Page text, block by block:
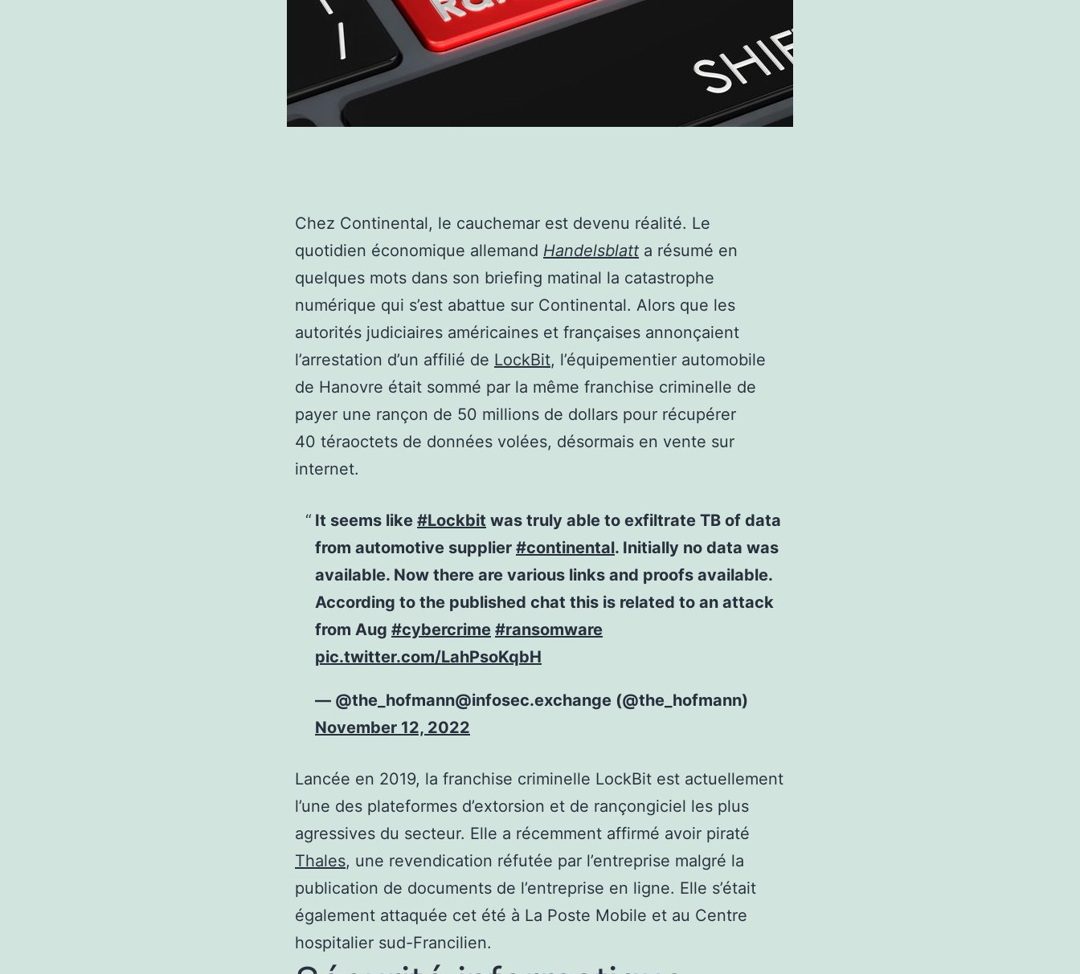
Chez Continental, le cauchemar est devenu réalité. Le
quotidien économique allemand Handelsblatt a résumé en
quelques mots dans son briefing matinal la catastrophe
numérique qui s’est abattue sur Continental. Alors que les
autorités judiciaires américaines et françaises annonçaient
l’arrestation d’un affilié de LockBit, l’équipementier automobile
de Hanovre était sommé par la même franchise criminelle de
payer une rançon de 50 millions de dollars pour récupérer
40 téraoctets de données volées, désormais en vente sur
internet.
It seems like #Lockbit was truly able to exfiltrate TB of data
from automotive supplier #continental. Initially no data was
available. Now there are various links and proofs available.
According to the published chat this is related to an attack
from Aug #cybercrime #ransomware
pic.twitter.com/LahPsoKqbH
— @the_hofmann@infosec.exchange (@the_hofmann)
November 12, 2022
Lancée en 2019, la franchise criminelle LockBit est actuellement
l’une des plateformes d’extorsion et de rançongiciel les plus
agressives du secteur. Elle a récemment affirmé avoir piraté
Thales, une revendication réfutée par l’entreprise malgré la
publication de documents de l’entreprise en ligne. Elle s’était
également attaquée cet été à La Poste Mobile et au Centre
hospitalier sud-Francilien.